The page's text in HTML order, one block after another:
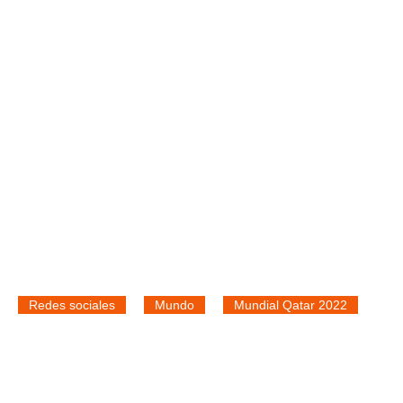
Redes sociales Mundo Mundial Qatar 2022